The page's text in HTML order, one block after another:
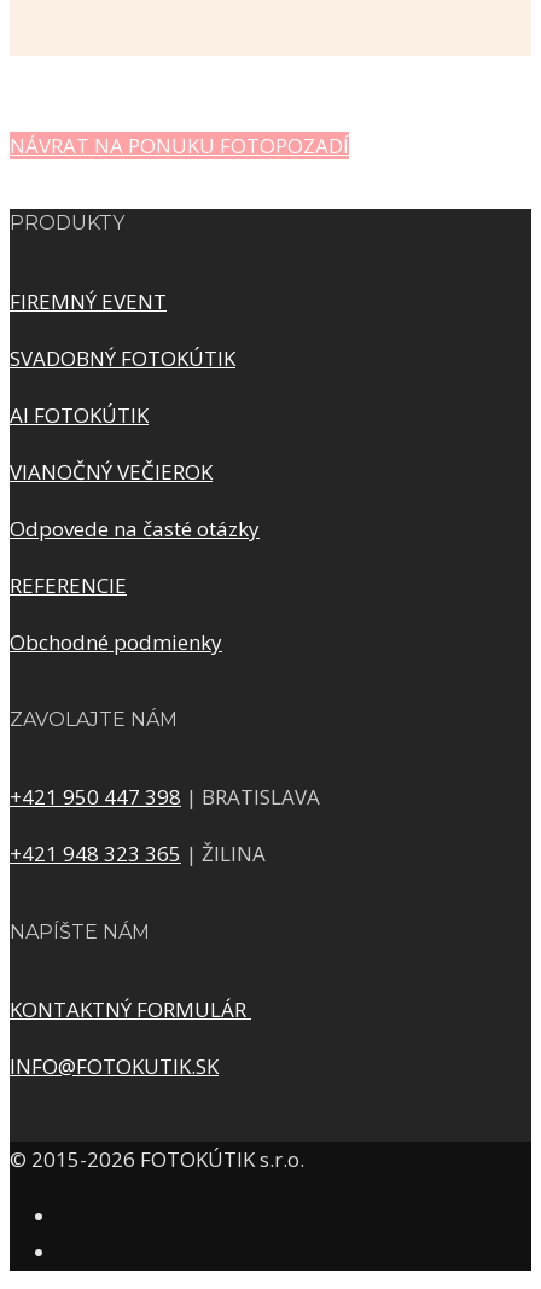
NÁVRAT NA PONUKU FOTOPOZADÍ
PRODUKTY
FIREMNÝ EVENT
SVADOBNÝ FOTOKÚTIK
AI FOTOKÚTIK
VIANOČNÝ VEČIEROK
Odpovede na časté otázky
REFERENCIE
Obchodné podmienky
ZAVOLAJTE NÁM
+421 950 447 398 | BRATISLAVA
+421 948 323 365 | ŽILINA
NAPÍŠTE NÁM
KONTAKTNÝ FORMULÁR
INFO@FOTOKUTIK.SK
© 2015-2026 FOTOKÚTIK s.r.o.